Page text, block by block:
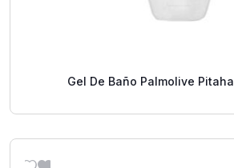
Gel De Baño Palmolive